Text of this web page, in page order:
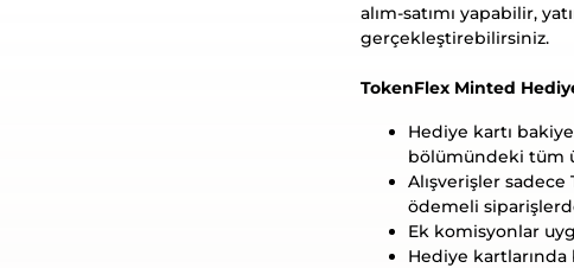
alım-satımı yapabilir,
gerçekleştirebilirsiniz.
TokenFlex Minted
Hediye kartı
bölümündeki tüm
Alışverişler
ödemeli
Ek komisyonlar
Hediye kartlarında